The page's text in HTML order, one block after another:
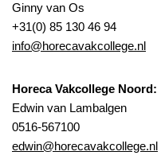
Ginny van Os
+31(0) 85 130 46 94
info@horecavakcollege.nl
Horeca Vakcollege Noord:
Edwin van Lambalgen
0516-567100
edwin@horecavakcollege.nl